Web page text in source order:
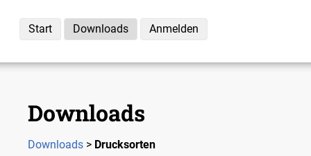
Start Downloads Anmelden
Downloads
Downloads > Drucksorten